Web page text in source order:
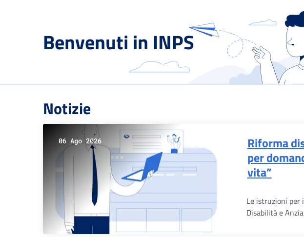
Benvenuti in INPS
Notizie
06 Ago 2026
Riforma
per
vita”
Le istruzioni per
Disabilità e